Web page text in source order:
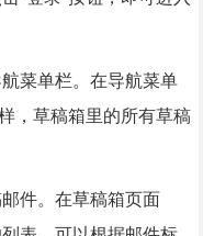
菜单栏。在导航菜单
，草稿箱里的所有草稿
件。在草稿箱页面